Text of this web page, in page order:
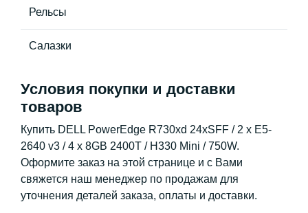
Рельсы
Салазки
Условия покупки и доставки
товаров
Купить DELL PowerEdge R730xd 24xSFF / 2 x E5-
2640 v3 / 4 x 8GB 2400T / H330 Mini / 750W.
Оформите заказ на этой странице и с Вами
свяжется наш менеджер по продажам для
уточнения деталей заказа, оплаты и доставки.